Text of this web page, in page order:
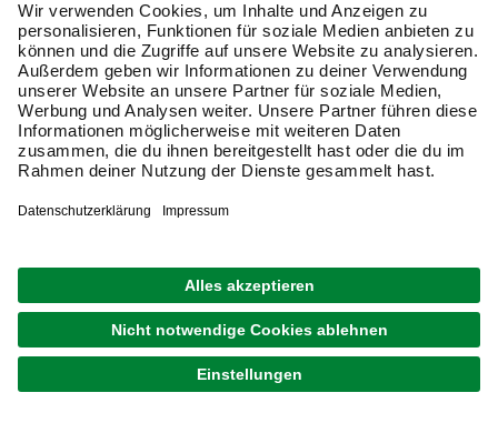
Kabelschächte bekommst Duin meist eckiger, runder
oder halbrunder Form . Der Innenraum ist hohl, sodass
die Leitungen bequem hineinpassen. Fachleute
unterscheiden drei Varianten:
Seiten umschließen
flexible und starre Isolierrohre für die Elektroinstallation
in Gebäuden